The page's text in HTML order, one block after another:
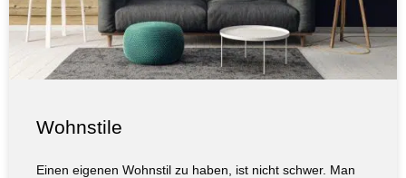
Wohnstile
Einen eigenen Wohnstil zu haben, ist nicht schwer. Man